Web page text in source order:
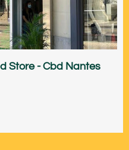
Store - Cbd Nantes